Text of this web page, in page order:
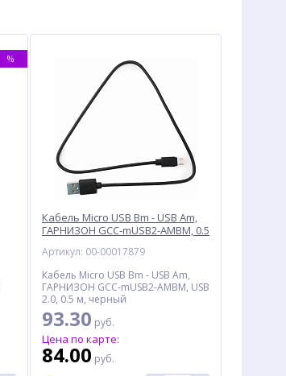
%
Кабель Micro USB Bm - USB Am,
ГАРНИЗОН GCC-mUSB2-AMBM, 0.5
Артикул: 00-00017879
Кабель Micro USB Bm - USB Am,
ГАРНИЗОН GCC-mUSB2-AMBM, USB
2.0, 0.5 м, черный
93.30 руб.
Цена по карте:
84.00 руб.